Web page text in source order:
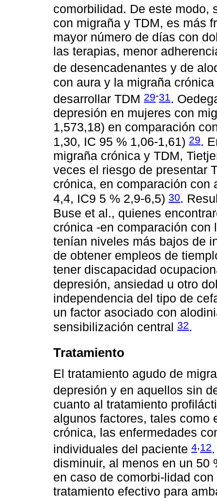
comorbilidad. De este modo,
con migraña y TDM, es más
mayor número de días con
las terapias, menor
de desencadenantes y de
con aura y la migraña
desarrollar TDM 29-31 .
depresión en mujeres con
1,573,18) en comparación
1,30, IC 95 % 1,06-1,61) 29.
migraña crónica y TDM,
veces el riesgo de presentar
crónica, en comparación con
4,4, IC9 5 % 2,9-6,5) 30.
Buse et al., quienes
crónica -en comparación
tenían niveles más bajos de
de obtener empleos de
tener discapacidad
depresión, ansiedad u otro
independencia del tipo de
un factor asociado con
sensibilización central 32.
Tratamiento
El tratamiento agudo de
depresión y en aquellos sin
cuanto al tratamiento
algunos factores, tales como
crónica, las enfermedades
individuales del paciente 4,12
disminuir, al menos en un 50
en caso de comorbi-lidad
tratamiento efectivo para